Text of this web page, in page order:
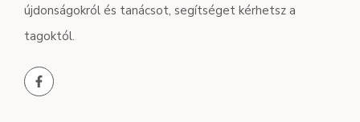
újdonságokról és tanácsot, segítséget kérhetsz a
tagoktól.